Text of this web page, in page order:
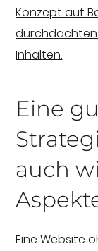
Konzept auf
durchdachten
Inhalten.
Eine
auch
Eine Website